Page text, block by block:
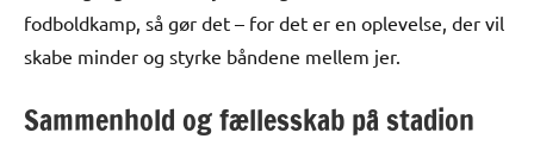
fodboldkamp, så gør det – for det er en oplevelse, der vil
skabe minder og styrke båndene mellem jer.
Sammenhold og fællesskab på stadion